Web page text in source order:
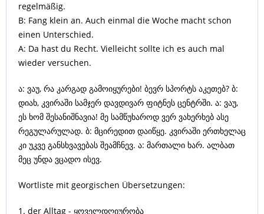
regelmäßig.
B: Fang klein an. Auch einmal die Woche macht schon
einen Unterschied.
A: Da hast du Recht. Vielleicht sollte ich es auch mal
wieder versuchen.
ა: ვაუ, რა კარგად გამოიყურები! ბევრ სპორტს აკეთებ? ბ:
დიახ, კვირაში სამჯერ დავდივარ ფიტნეს ცენტრში. ა: ვაუ,
ეს ხომ შესანიშნავია! მე სამწუხაროდ ვერ ვახერხებ ასე
რეგულარულად. ბ: მცირედით დაიწყე. კვირაში ერთხელაც
კი უკვე განსხვავებას შეამჩნევ. ა: მართალი ხარ. ალბათ
მეც უნდა ვცადო ისევ.
Wortliste mit georgischen Übersetzungen:
1. der Alltag - ყოველდღიურობა